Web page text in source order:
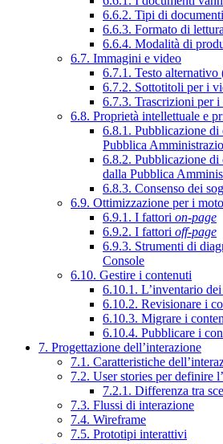
6.6.2. Tipi di documenti
6.6.3. Formato di
6.6.4. Modalità di
6.7. Immagini e video
6.7.1. Testo
6.7.2. Sottotitoli per i
6.7.3. Trascrizioni per i
6.8. Proprietà intellettuale e
6.8.1. Pubblicazione
Pubblica
6.8.2. Pubblicazione
dalla Pubblica
6.8.3. Consenso dei
6.9. Ottimizzazione per i
6.9.1. I fattori on-page
6.9.2. I fattori off-page
6.9.3. Strumenti di
Console
6.10. Gestire i contenuti
6.10.1. L’inventario
6.10.2. Revisionare i
6.10.3. Migrare i
6.10.4. Pubblicare i
7. Progettazione dell’interazione
7.1. Caratteristiche
7.2. User stories per definire
7.2.1. Differenza tra
7.3. Flussi di interazione
7.4. Wireframe
7.5. Prototipi interattivi